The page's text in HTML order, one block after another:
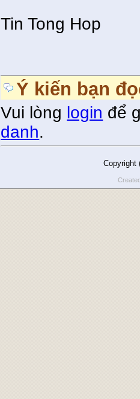
Tin Tong Hop
Ý kiến bạn
Vui lòng login để
danh.
Copyright